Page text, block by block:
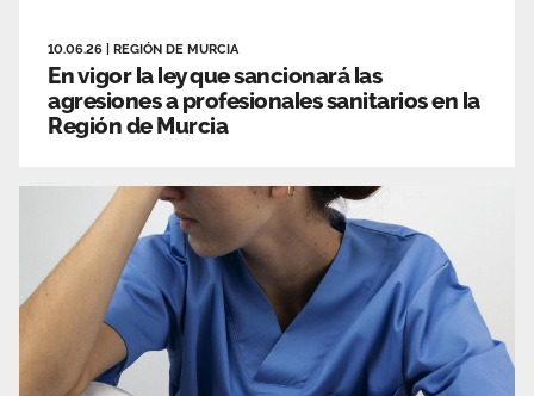
10.06.26 REGIÓN DE MURCIA
En vigor la ley que sancionará las
agresiones a profesionales sanitarios en la
Región de Murcia